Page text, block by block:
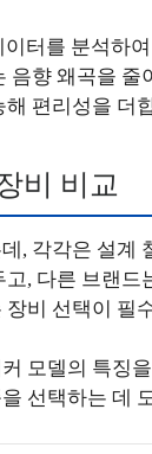
터를 분석하
향 왜곡을
편리성을 더
비 비교
, 각각은 설계
, 다른 브랜
비 선택이 필
모델의 특징
선택하는 데